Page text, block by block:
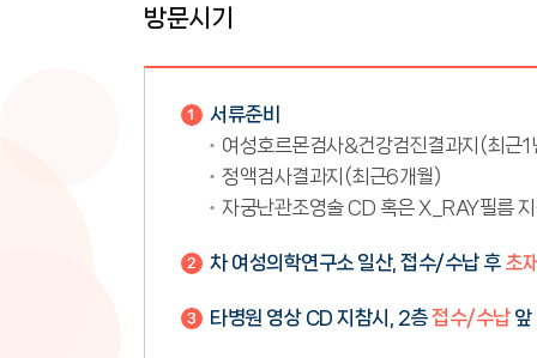
방문시기
서류준비
여성호르몬검사&건강검진결과지(최근1
정액검사결과지(최근6개월)
자궁난관조영술 CD 혹은 X_RAY필름
차 여성의학연구소 일산, 접수/수납 후 초
타병원 영상 CD 지참시, 2층접수/수납앞